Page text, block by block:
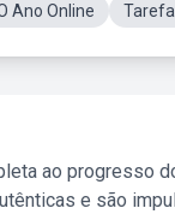
Ano Online
ao progresso
e são